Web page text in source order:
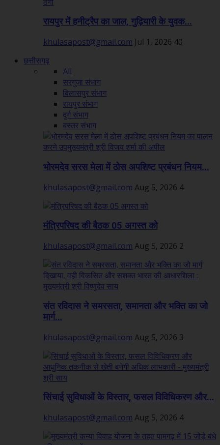
रायपुर में हनीट्रैप का जाल, गुढ़ियारी के युवक...
khulasapost@gmail.com Jul 1, 2026 40
छत्तीसगढ़
All
सरगुजा संभाग
बिलासपुर संभाग
रायपुर संभाग
दुर्ग संभाग
बस्तर संभाग
भोरमदेव सरस मेला में ठोस अपशिष्ट प्रबंधन नियम...
khulasapost@gmail.com Aug 5, 2026 4
मंत्रिपरिषद की बैठक 05 अगस्त को
khulasapost@gmail.com Aug 5, 2026 2
संत रविदास ने समरसता, समानता और भक्ति का जो
मार्ग...
khulasapost@gmail.com Aug 5, 2026 3
सिंचाई सुविधाओं के विस्तार, फसल विविधिकरण और...
khulasapost@gmail.com Aug 5, 2026 4